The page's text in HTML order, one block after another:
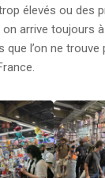
élevés ou des
on arrive toujours
que l’on ne trouve